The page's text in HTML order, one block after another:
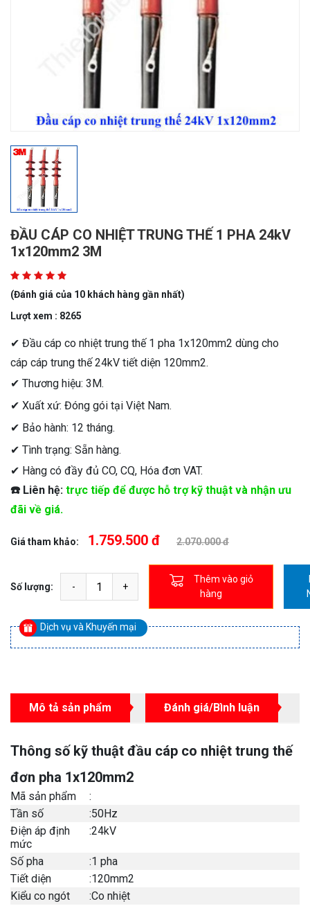
ĐẦU CÁP CO NHIỆT TRUNG THẾ 1 PHA 24kV
1x120mm2 3M
(Đánh giá của 10 khách hàng gần nhất)
Lượt xem : 8265
✔ Đầu cáp co nhiệt trung thế 1 pha 1x120mm2 dùng cho
cáp cáp trung thế 24kV tiết diện 120mm2.
✔ Thương hiệu: 3M.
✔ Xuất xứ: Đóng gói tại Việt Nam.
✔ Bảo hành: 12 tháng.
✔ Tình trạng: Sẵn hàng.
✔ Hàng có đầy đủ CO, CQ, Hóa đơn VAT.
☎️ Liên hệ: trực tiếp để được hỗ trợ kỹ thuật và nhận ưu
đãi về giá.
Giá tham khảo: 1.759.500 đ 2.070.000 đ
Số lượng:
Thêm vào giỏ
hàng
Dịch vụ và Khuyến mại
Mô tả sản phẩm Đánh giá/Bình luận
Thông số kỹ thuật đầu cáp co nhiệt trung thế
đơn pha 1x120mm2
Mã sản phẩm
:
Tần số
:50Hz
Điện áp định
mức
:24kV
Số pha :1 pha
Tiết diện
:120mm2
Kiểu co ngót
:Co nhiệt